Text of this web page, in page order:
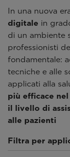
In una nuova
digitale in
di un ambiente
professionisti
fondamentale:
tecniche e alle
applicati alla
più efficace
il livello di
alle pazienti
Filtra per